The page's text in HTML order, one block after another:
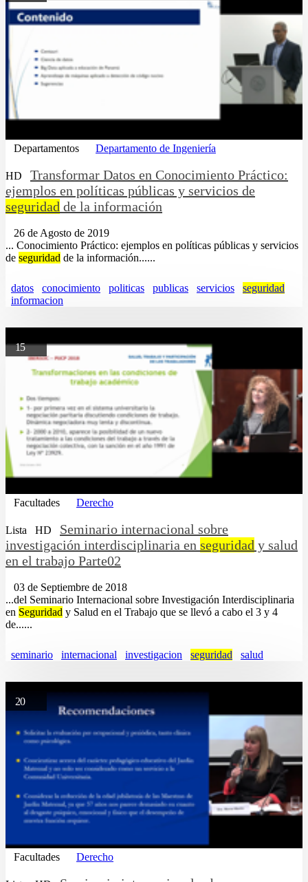
Departamentos Departamento de Ingeniería
HD
Transformar Datos en Conocimiento Práctico:
ejemplos en políticas públicas y servicios de
seguridad de la información
26 de Agosto de 2019
... Conocimiento Práctico: ejemplos en políticas públicas y servicios
de seguridad de la información......
datos conocimiento politicas publicas servicios
seguridad
informacion
15
Facultades Derecho
Lista HD
Seminario internacional sobre
investigación interdisciplinaria en seguridad y salud
en el trabajo Parte02
03 de Septiembre de 2018
...del Seminario Internacional sobre Investigación Interdisciplinaria
en Seguridad y Salud en el Trabajo que se llevó a cabo el 3 y 4
de......
seminario internacional investigacion seguridad salud
20
Facultades Derecho